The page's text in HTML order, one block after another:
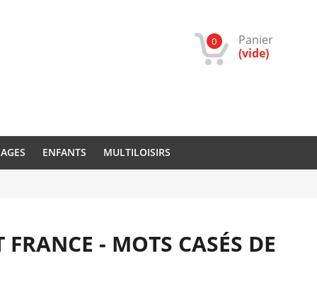
Panier
0
(vide)
ENFANTS MULTILOISIRS
- MOTS CASÉS DE